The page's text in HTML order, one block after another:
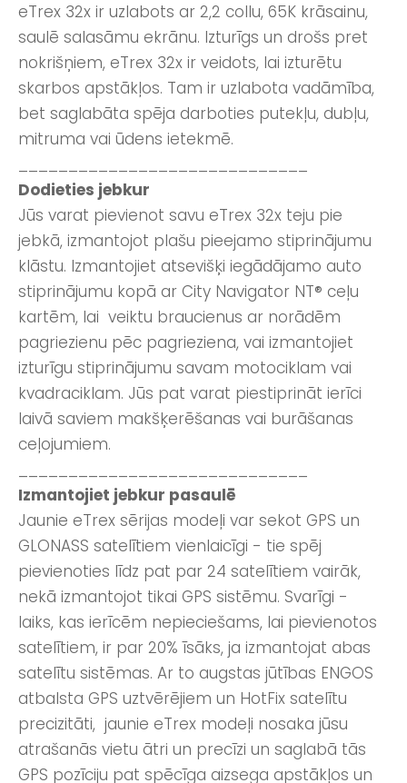
eTrex 32x ir uzlabots ar 2,2 collu, 65K krāsainu,
saulē salasāmu ekrānu. Izturīgs un drošs pret
nokrišņiem, eTrex 32x ir veidots, lai izturētu
skarbos apstākļos. Tam ir uzlabota vadāmība,
bet saglabāta spēja darboties putekļu, dubļu,
mitruma vai ūdens ietekmē.
Dodieties jebkur
Jūs varat pievienot savu eTrex 32x teju pie
jebkā, izmantojot plašu pieejamo stiprinājumu
klāstu. Izmantojiet atsevišķi iegādājamo auto
stiprinājumu kopā ar City Navigator NT® ceļu
kartēm, lai veiktu braucienus ar norādēm
pagriezienu pēc pagrieziena, vai izmantojiet
izturīgu stiprinājumu savam motociklam vai
kvadraciklam. Jūs pat varat piestiprināt ierīci
laivā saviem makšķerēšanas vai burāšanas
ceļojumiem.
Izmantojiet jebkur pasaulē
Jaunie eTrex sērijas modeļi var sekot GPS un
GLONASS satelītiem vienlaicīgi - tie spēj
pievienoties līdz pat par 24 satelītiem vairāk,
nekā izmantojot tikai GPS sistēmu. Svarīgi -
laiks, kas ierīcēm nepieciešams, lai pievienotos
satelītiem, ir par 20% īsāks, ja izmantojat abas
satelītu sistēmas. Ar to augstas jūtības ENGOS
atbalsta GPS uztvērējiem un HotFix satelītu
precizitāti, jaunie eTrex modeļi nosaka jūsu
atrašanās vietu ātri un precīzi un saglabā tās
GPS pozīciju pat spēcīga aizsega apstākļos un